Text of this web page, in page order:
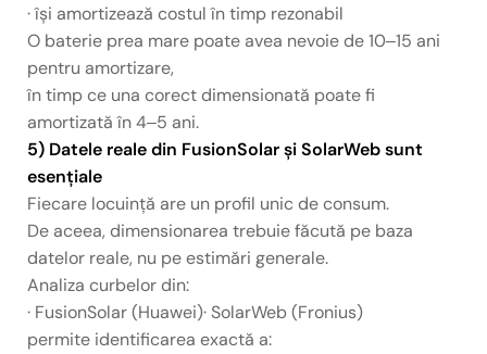
· își amortizează costul în timp rezonabil
O baterie prea mare poate avea nevoie de 10‒15 ani
pentru amortizare,
în timp ce una corect dimensionată poate fi
amortizată în 4‒5 ani.
5) Datele reale din FusionSolar și SolarWeb sunt
esențiale
Fiecare locuință are un profil unic de consum.
De aceea, dimensionarea trebuie făcută pe baza
datelor reale, nu pe estimări generale.
Analiza curbelor din:
· FusionSolar (Huawei)· SolarWeb (Fronius)
permite identificarea exactă a: